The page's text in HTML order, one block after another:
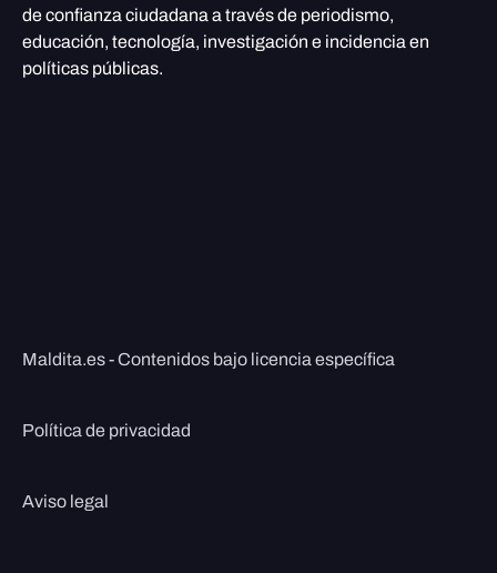
de confianza ciudadana a través de periodismo,
educación, tecnología, investigación e incidencia en
políticas públicas.
Maldita.es - Contenidos bajo licencia específica
Política de privacidad
Aviso legal